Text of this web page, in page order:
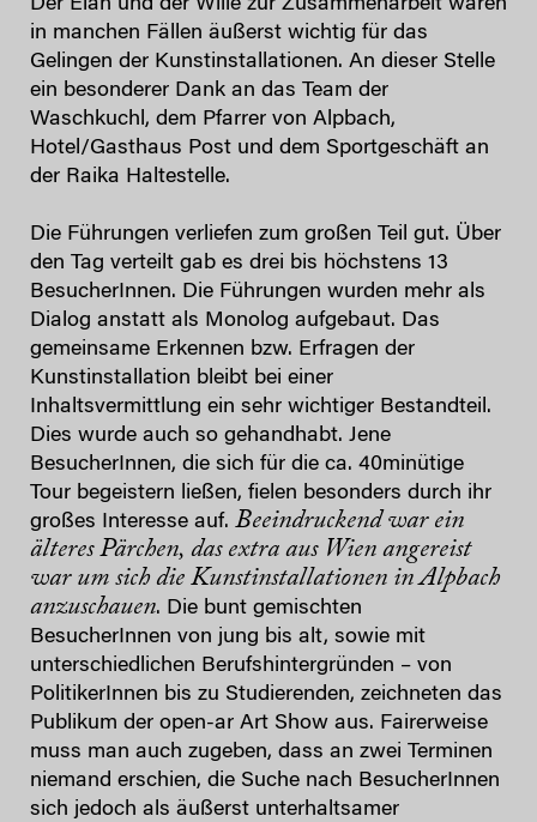
in manchen Fällen äußerst wichtig für das
Gelingen der Kunstinstallationen. An dieser Stelle
ein besonderer Dank an das Team der
Waschkuchl, dem Pfarrer von Alpbach,
Hotel/Gasthaus Post und dem Sportgeschäft an
der Raika Haltestelle.
Die Führungen verliefen zum großen Teil gut. Über
den Tag verteilt gab es drei bis höchstens 13
BesucherInnen. Die Führungen wurden mehr als
Dialog anstatt als Monolog aufgebaut. Das
gemeinsame Erkennen bzw. Erfragen der
Kunstinstallation bleibt bei einer
Inhaltsvermittlung ein sehr wichtiger Bestandteil.
Dies wurde auch so gehandhabt. Jene
BesucherInnen, die sich für die ca. 40minütige
Tour begeistern ließen, fielen besonders durch ihr
großes Interesse auf. Beeindruckend war ein
älteres Pärchen, das extra aus Wien angereist
war um sich die Kunstinstallationen in Alpbach
anzuschauen. Die bunt gemischten
BesucherInnen von jung bis alt, sowie mit
unterschiedlichen Berufshintergründen – von
PolitikerInnen bis zu Studierenden, zeichneten das
Publikum der open-ar Art Show aus. Fairerweise
muss man auch zugeben, dass an zwei Terminen
niemand erschien, die Suche nach BesucherInnen
sich jedoch als äußerst unterhaltsamer